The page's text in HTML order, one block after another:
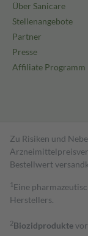
Über Sanicare
Stellenangebote
Partner
Presse
Affiliate Programm
Zu Risiken und
Bestell­wert
1 Eine
Herstellers.
2Biozidprodukte